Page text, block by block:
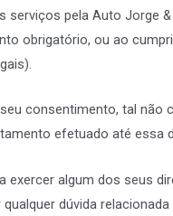
serviços pela Auto Jorge &
obrigatório, ou ao
consentimento, tal não
efetuado até essa
exercer algum dos seus
dúvida